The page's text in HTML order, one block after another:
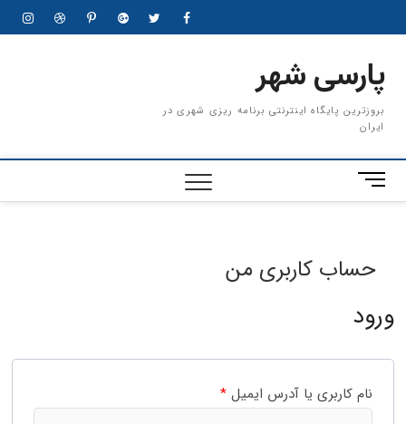
to
facebook
twitter
googleplus
pinterest
dribbble
پارسی شهر
بروزترین پایگاه اینترنتی برنامه ریزی شهری در
ایران
M
e
t
n
حساب کاربری من
ورود
نام کاربری یا آدرس ایمیل*